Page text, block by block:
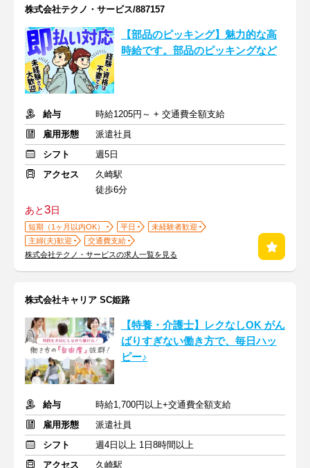
株式会社テクノ・サービス/887157
【部品のピッキング】魅力的な高
時給です。部品のピッキングなど
給与
時給1205円～ + 交通費全額支給
雇用形態
派遣社員
シフト
週5日
アクセス
久崎駅
徒歩6分
あと3日
短期（1ヶ月以内OK） 平日
未経験者歓迎
主婦(夫)歓迎
交通費支給
株式会社テクノ・サービスの求人一覧を見る
株式会社キャリア SC姫路
【特養・介護士】レクなしOK がん
ばりすぎない働き方で、毎日ハッ
ピー♪
給与
時給1,700円以上+交通費全額支給
雇用形態
派遣社員
シフト
週4日以上 1日8時間以上
アクセス
久崎駅